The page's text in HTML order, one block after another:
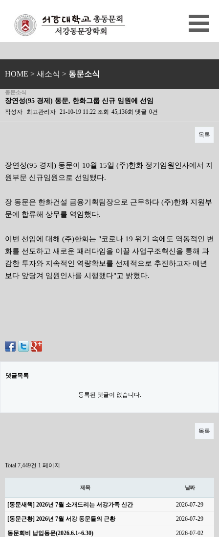
HOME > 새소식 > 동문소식
동문소식
장연성(95 경제) 동문, 한화그룹 신규 임원에 선임
작성자 최고관리자 21-10-19 11:22 조회 45,136회 댓글 0건
목록
장연성(95 경제) 동문이 10월 15일 (주)한화 정기임원인사에서 지
원부문 신규임원으로 선임됐다.
장 동문은 한화건설 금융기획팀장으로 근무하다 (주)한화 지원부
문에 합류해 상무를 역임했다.
이번 선임에 대해 (주)한화는 "코로나 19 위기 속에도 역동적인 변
화를 선도하고 새로운 패러다임을 이끌 사업구조혁신을 통해 과
감한 투자와 지속적인 역량확보를 선제적으로 추진하고자 예년
보다 앞당겨 임원인사를 시행했다"고 밝혔다.
댓글목록
등록된 댓글이 없습니다.
목록
Total 7,449건 1 페이지
제목 날짜
[동문새책] 2026년 7월 소개드리는 서강가족 신간 2026-07-29
[동문근황] 2026년 7월 서강 동문들의 근황 2026-07-29
동문회비 납입동문(2026.6.1~6.30) 2026-07-02